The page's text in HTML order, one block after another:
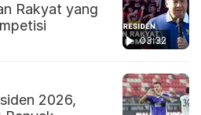
03:32
Rakyat yang
2026,